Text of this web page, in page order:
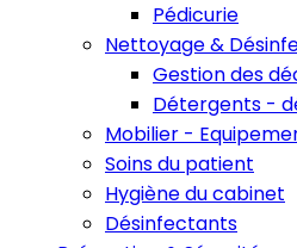
Pédicurie
Nettoyage &
Gestion des
Détergents -
Mobilier -
Soins du patient
Hygiène du cabinet
Désinfectants